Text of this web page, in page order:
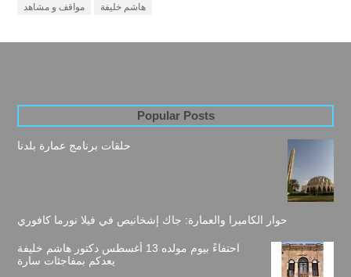
مواقف و مشاهد
هاشم خليفة
Popular Posts
حلقات برنامج عمارة بلدنا
حوار الكاميرا والعمارة: جاك إشخانيص في فيلا نورما كافوري
احتفاءً بيوم مولده 13 أغسطس دكتور هاشم خليفة
يعدكم بمفاجئات سارة